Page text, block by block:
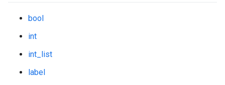
bool
int
int_list
label